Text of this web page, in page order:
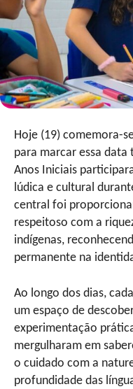
Hoje (19) comemora-
para marcar essa data
Anos Iniciais
lúdica e cultural
central foi
respeitoso com a
indígenas,
permanente na
Ao longo dos dias,
um espaço de
experimentação
mergulharam em
o cuidado com a
profundidade das